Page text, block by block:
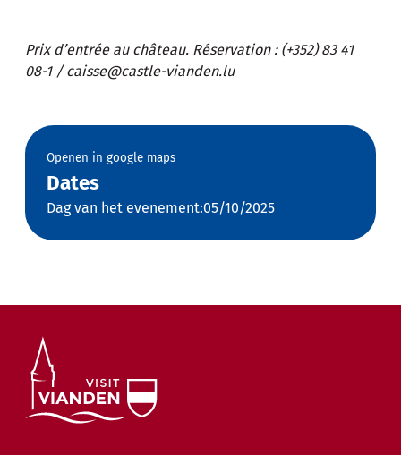
Prix d’entrée au château. Réservation : (+352) 83 41
08-1 / caisse@castle-vianden.lu
Openen in google maps
Dates
Dag van het evenement:05/10/2025